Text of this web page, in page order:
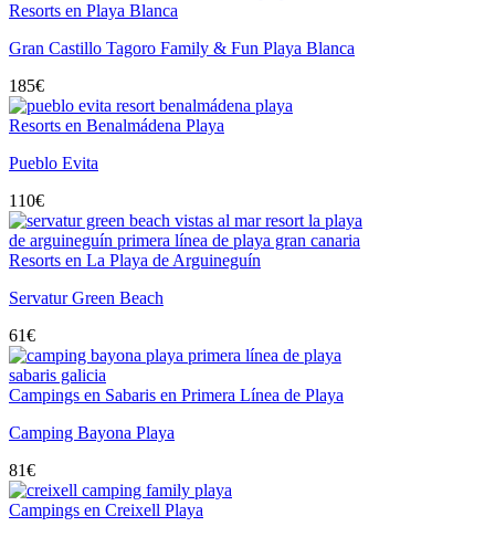
Resorts en Playa Blanca
Gran Castillo Tagoro Family & Fun Playa Blanca
185€
Resorts en Benalmádena Playa
Pueblo Evita
110€
Resorts en La Playa de Arguineguín
Servatur Green Beach
61€
Campings en Sabaris en Primera Línea de Playa
Camping Bayona Playa
81€
Campings en Creixell Playa